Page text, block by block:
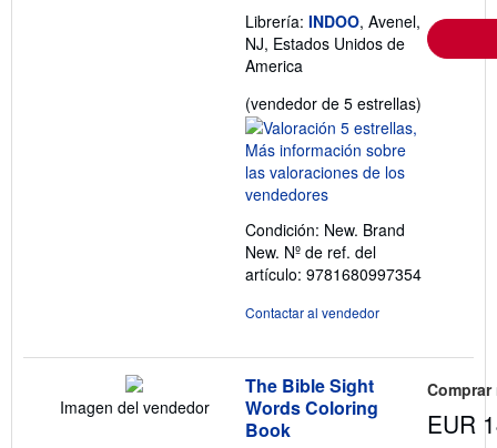
Librería: INDOO, Avenel,
NJ, Estados Unidos de
America
(vendedor de 5 estrellas)
Condición: New. Brand
New. Nº de ref. del
artículo: 9781680997354
Contactar al vendedor
Imagen del vendedor
The Bible Sight
Words Coloring
Book
EUR